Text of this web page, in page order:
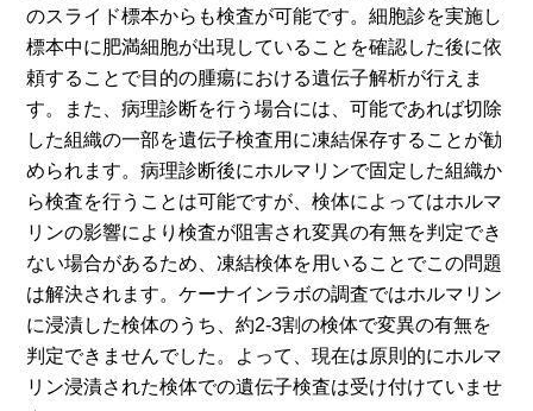
のスライド標本からも検査が可能です。細胞診を実施し
標本中に肥満細胞が出現していることを確認した後に依
頼することで目的の腫瘍における遺伝子解析が行えま
す。また、病理診断を行う場合には、可能であれば切除
した組織の一部を遺伝子検査用に凍結保存することが勧
められます。病理診断後にホルマリンで固定した組織か
ら検査を行うことは可能ですが、検体によってはホルマ
リンの影響により検査が阻害され変異の有無を判定でき
ない場合があるため、凍結検体を用いることでこの問題
は解決されます。ケーナインラボの調査ではホルマリン
に浸漬した検体のうち、約2-3割の検体で変異の有無を
判定できませんでした。よって、現在は原則的にホルマ
リン浸漬された検体での遺伝子検査は受け付けていませ